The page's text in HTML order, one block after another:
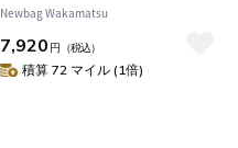
ショルダーバッグ nil277 2.グレ
ー -03 メンズ
Newbag Wakamatsu
7,920 円 （税込）
積算 72 マイル (1倍)